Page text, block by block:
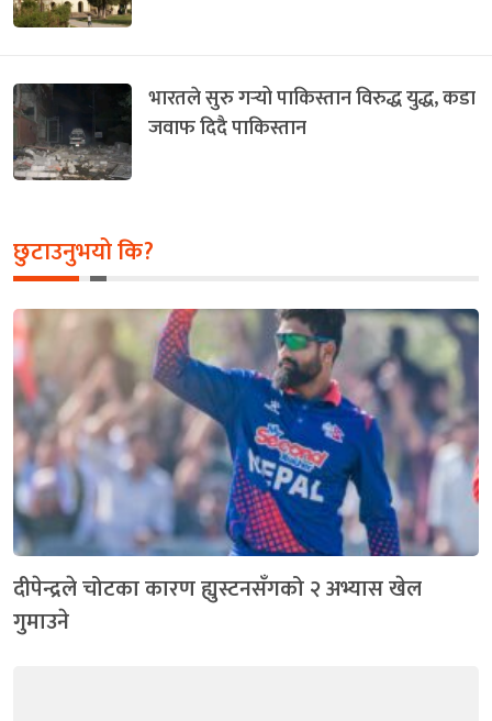
भारतले सुरु गर्‍यो पाकिस्तान विरुद्ध युद्ध, कडा
जवाफ दिदै पाकिस्तान
छुटाउनुभयो कि?
दीपेन्द्रले चोटका कारण ह्युस्टनसँगको २ अभ्यास खेल
गुमाउने